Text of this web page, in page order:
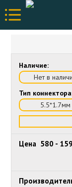
Наличие:
Нет в
Тип
5.5*1.7мм
Цена 580 -